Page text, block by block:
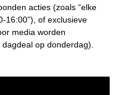
acties (zoals “elke
16:00”), of exclusieve
media worden
op donderdag).